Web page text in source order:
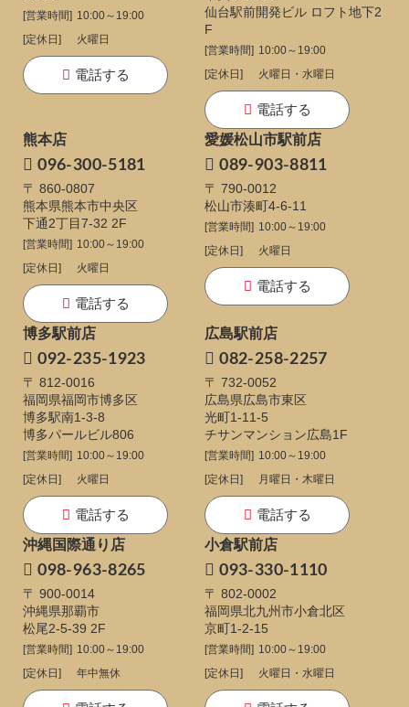
[営業時間] 10:00～19:00
[定休日]
火曜日
電話する
仙台駅前開発ビル ロフト地下2
F
[営業時間] 10:00～19:00
[定休日]
火曜日・水曜日
電話する
熊本店
096-300-5181
〒 860-0807
熊本県熊本市中央区
下通2丁目7-32 2F
[営業時間] 10:00～19:00
[定休日]
火曜日
電話する
愛媛松山市駅前店
089-903-8811
〒 790-0012
松山市湊町4-6-11
[営業時間] 10:00～19:00
[定休日]
火曜日
電話する
博多駅前店
092-235-1923
〒 812-0016
福岡県福岡市博多区
博多駅南1-3-8
博多パールビル806
[営業時間] 10:00～19:00
[定休日]
火曜日
電話する
広島駅前店
082-258-2257
〒 732-0052
広島県広島市東区
光町1-11-5
チサンマンション広島1F
[営業時間] 10:00～19:00
[定休日]
月曜日・木曜日
電話する
沖縄国際通り店
098-963-8265
〒 900-0014
沖縄県那覇市
松尾2-5-39 2F
[営業時間] 10:00～19:00
[定休日]
年中無休
小倉駅前店
093-330-1110
〒 802-0002
福岡県北九州市小倉北区
京町1-2-15
[営業時間] 10:00～19:00
[定休日]
火曜日・水曜日